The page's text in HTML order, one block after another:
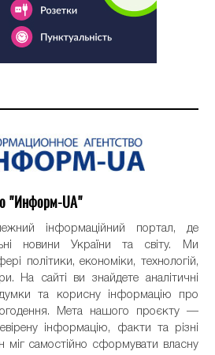
"Информ-UA"
інформаційний портал, де
новини України та світу. Ми
політики, економіки, технологій,
На сайті ви знайдете аналітичні
думки та корисну інформацію про
Мета нашого проєкту —
інформацію, факти та різні
самостійно сформувати власну